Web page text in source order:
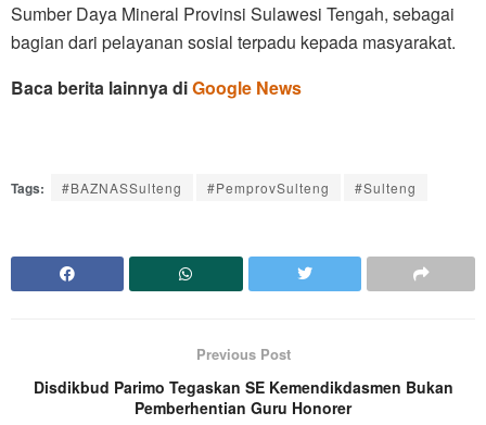
Sumber Daya Mineral Provinsi Sulawesi Tengah, sebagai
bagian dari pelayanan sosial terpadu kepada masyarakat.
Baca berita lainnya diGoogle News
Tags: #BAZNASSulteng #PemprovSulteng #Sulteng
Previous Post
Disdikbud Parimo Tegaskan SE Kemendikdasmen Bukan
Pemberhentian Guru Honorer